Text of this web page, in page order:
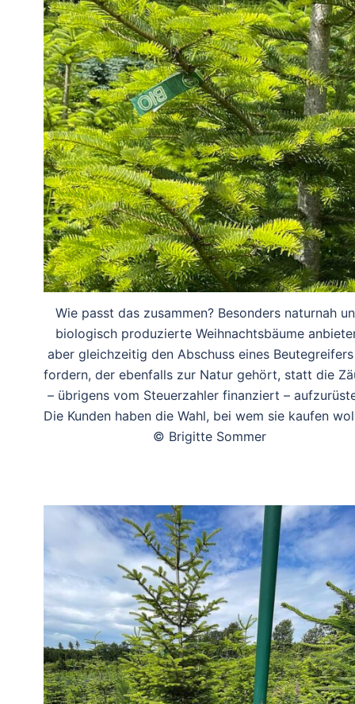
Wie passt das zusammen? Besonders naturnah
biologisch produzierte Weihnachtsbäume
aber gleichzeitig den Abschuss eines
fordern, der ebenfalls zur Natur gehört, statt die
– übrigens vom Steuerzahler finanziert –
Die Kunden haben die Wahl, bei wem sie kaufen
© Brigitte Sommer